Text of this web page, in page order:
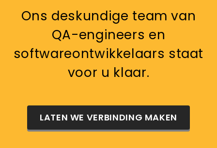
Ons deskundige team van
QA-engineers en
softwareontwikkelaars staat
voor u klaar.
LATEN WE VERBINDING MAKEN